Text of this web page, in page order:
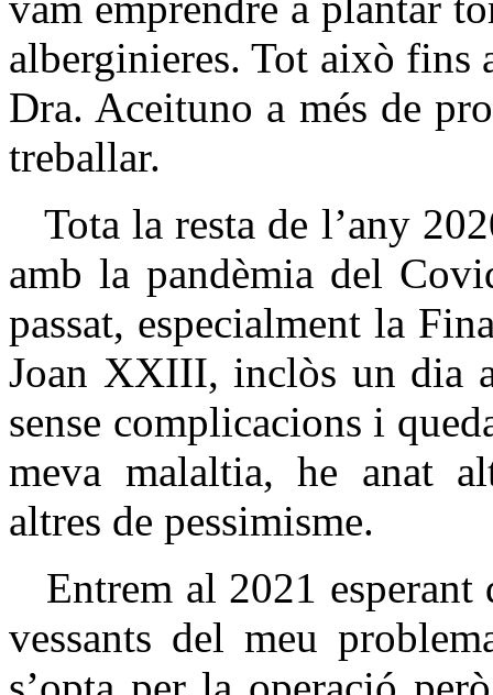
alberginieres. Tot això fins
Dra. Aceituno a més de
treballar.
Tota la resta de l’any
amb la pandèmia del
passat, especialment la
Joan XXIII, inclòs un dia
sense complicacions i
meva malaltia, he anat
altres de pessimisme.
Entrem al 2021 esperant
vessants del meu